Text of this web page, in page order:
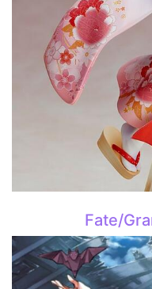
Fate/